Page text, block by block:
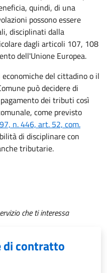
quindi, di una
possono essere
disciplinati dalla
dagli articoli 107, 108
dell'Unione Europea.
del cittadino o il
può decidere di
dei tributi così
come previsto
n. 446, art. 52, com.
di disciplinare con
tributarie.
che ti interessa
di contratto